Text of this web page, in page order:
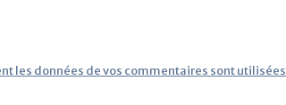
les données de vos commentaires sont utilisées